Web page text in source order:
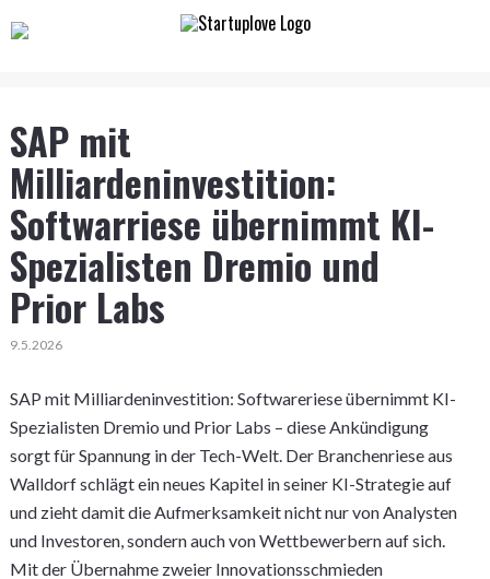
SAP mit
Milliardeninvestition:
Softwarriese übernimmt KI-
Spezialisten Dremio und
Prior Labs
9.5.2026
SAP mit Milliardeninvestition: Softwareriese übernimmt KI-
Spezialisten Dremio und Prior Labs – diese Ankündigung
sorgt für Spannung in der Tech-Welt. Der Branchenriese aus
Walldorf schlägt ein neues Kapitel in seiner KI-Strategie auf
und zieht damit die Aufmerksamkeit nicht nur von Analysten
und Investoren, sondern auch von Wettbewerbern auf sich.
Mit der Übernahme zweier Innovationsschmieden